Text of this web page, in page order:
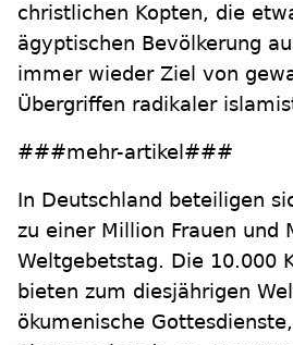
christlichen Kopten, die
ägyptischen Bevölkerung
immer wieder Ziel von
Übergriffen radikaler
###mehr-artikel###
In Deutschland beteiligen
zu einer Million Frauen und
Weltgebetstag. Die 10.000
bieten zum diesjährigen
ökumenische